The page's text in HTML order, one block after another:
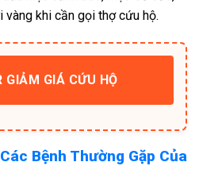
khi cần gọi thợ cứu hộ.
GIẢM GIÁ CỨU HỘ
Bệnh Thường Gặp Của